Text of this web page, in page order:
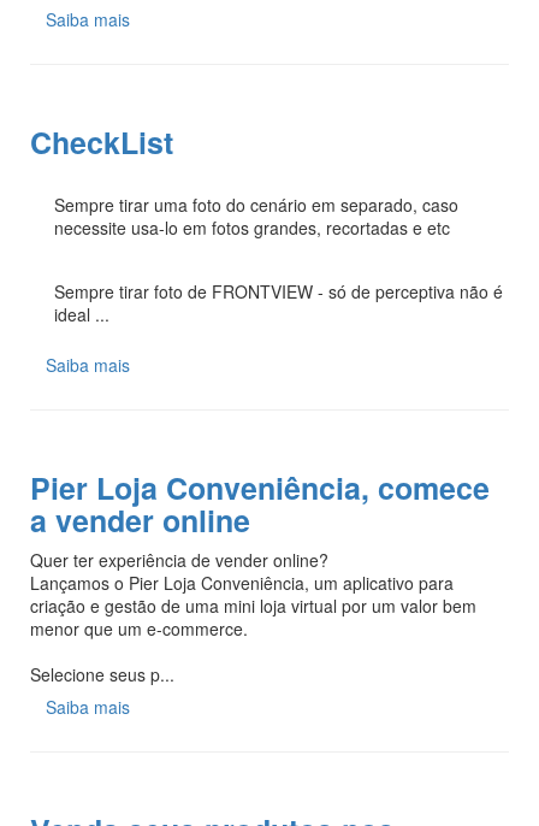
Saiba mais
CheckList
Sempre tirar uma foto do cenário em separado, caso
necessite usa-lo em fotos grandes, recortadas e etc
Sempre tirar foto de FRONTVIEW - só de perceptiva não é
ideal ...
Saiba mais
Pier Loja Conveniência, comece
a vender online
Quer ter experiência de vender online?
Lançamos o Pier Loja Conveniência, um aplicativo para
criação e gestão de uma mini loja virtual por um valor bem
menor que um e-commerce.
Selecione seus p...
Saiba mais